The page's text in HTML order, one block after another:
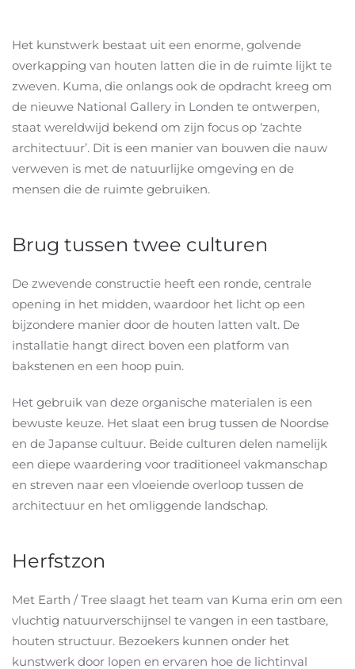
Het kunstwerk bestaat uit een enorme, golvende
overkapping van houten latten die in de ruimte lijkt te
zweven. Kuma, die onlangs ook de opdracht kreeg om
de nieuwe National Gallery in Londen te ontwerpen,
staat wereldwijd bekend om zijn focus op ‘zachte
architectuur’. Dit is een manier van bouwen die nauw
verweven is met de natuurlijke omgeving en de
mensen die de ruimte gebruiken.
Brug tussen twee culturen
De zwevende constructie heeft een ronde, centrale
opening in het midden, waardoor het licht op een
bijzondere manier door de houten latten valt. De
installatie hangt direct boven een platform van
bakstenen en een hoop puin.
Het gebruik van deze organische materialen is een
bewuste keuze. Het slaat een brug tussen de Noordse
en de Japanse cultuur. Beide culturen delen namelijk
een diepe waardering voor traditioneel vakmanschap
en streven naar een vloeiende overloop tussen de
architectuur en het omliggende landschap.
Herfstzon
Met Earth / Tree slaagt het team van Kuma erin om een
vluchtig natuurverschijnsel te vangen in een tastbare,
houten structuur. Bezoekers kunnen onder het
kunstwerk door lopen en ervaren hoe de lichtinval